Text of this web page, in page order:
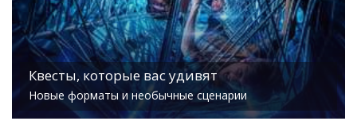
Квесты, которые вас удивят
Новые форматы и необычные сценарии